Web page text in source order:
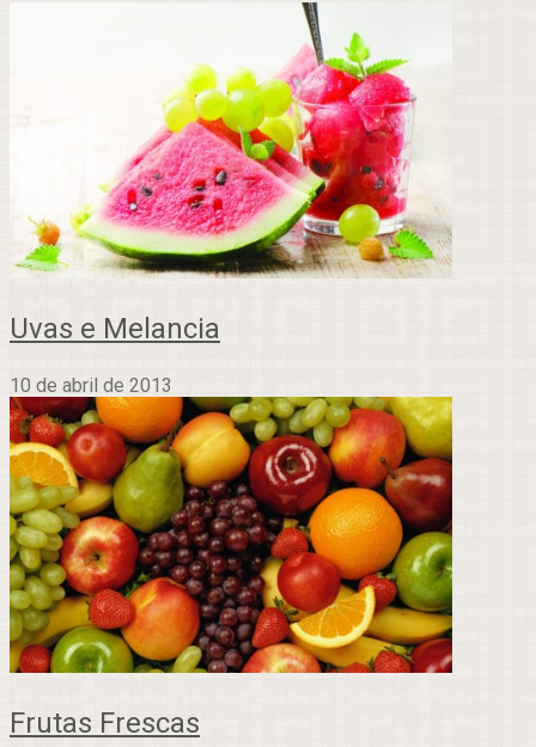
Uvas e Melancia
10 de abril de 2013
Frutas Frescas